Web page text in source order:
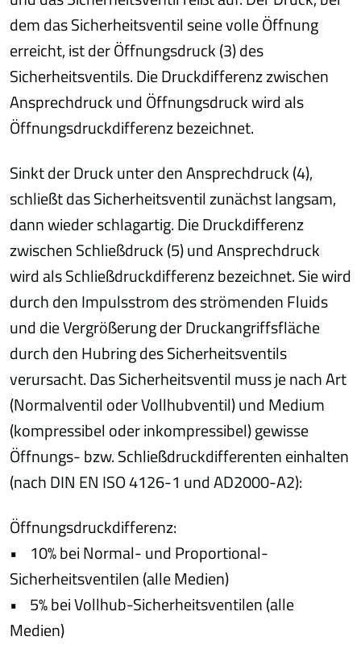
dem das Sicherheitsventil seine volle Öffnung
erreicht, ist der Öffnungsdruck (3) des
Sicherheitsventils. Die Druckdifferenz zwischen
Ansprechdruck und Öffnungsdruck wird als
Öffnungsdruckdifferenz bezeichnet.
Sinkt der Druck unter den Ansprechdruck (4),
schließt das Sicherheitsventil zunächst langsam,
dann wieder schlagartig. Die Druckdifferenz
zwischen Schließdruck (5) und Ansprechdruck
wird als Schließdruckdifferenz bezeichnet. Sie wird
durch den Impulsstrom des strömenden Fluids
und die Vergrößerung der Druckangriffsfläche
durch den Hubring des Sicherheitsventils
verursacht. Das Sicherheitsventil muss je nach Art
(Normalventil oder Vollhubventil) und Medium
(kompressibel oder inkompressibel) gewisse
Öffnungs- bzw. Schließdruckdifferenten einhalten
(nach DIN EN ISO 4126-1 und AD2000-A2):
Öffnungsdruckdifferenz:
• 10% bei Normal- und Proportional-
Sicherheitsventilen (alle Medien)
• 5% bei Vollhub-Sicherheitsventilen (alle
Medien)